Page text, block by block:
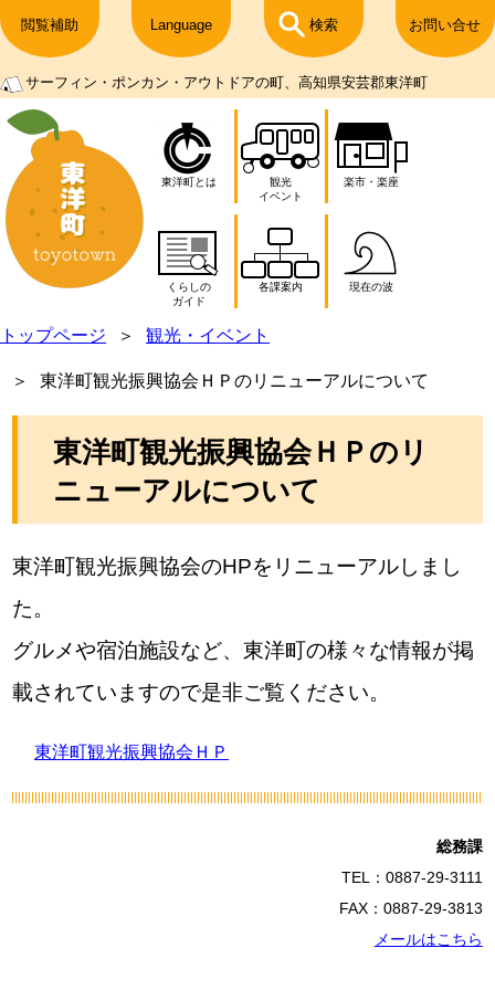
閲覧補助 Language 検索 お問い合せ
サーフィン・ポンカン・アウトドアの町、高知県安芸郡東洋町
東洋町とは
観光
イベント
楽市・楽座
くらしの
ガイド
各課案内 現在の波
トップページ 観光・イベント
東洋町観光振興協会ＨＰのリニューアルについて
東洋町観光振興協会ＨＰのリ
ニューアルについて
東洋町観光振興協会のHPをリニューアルしまし
た。
グルメや宿泊施設など、東洋町の様々な情報が掲
載されていますので是非ご覧ください。
東洋町観光振興協会ＨＰ
総務課
TEL：0887-29-3111
FAX：0887-29-3813
メールはこちら